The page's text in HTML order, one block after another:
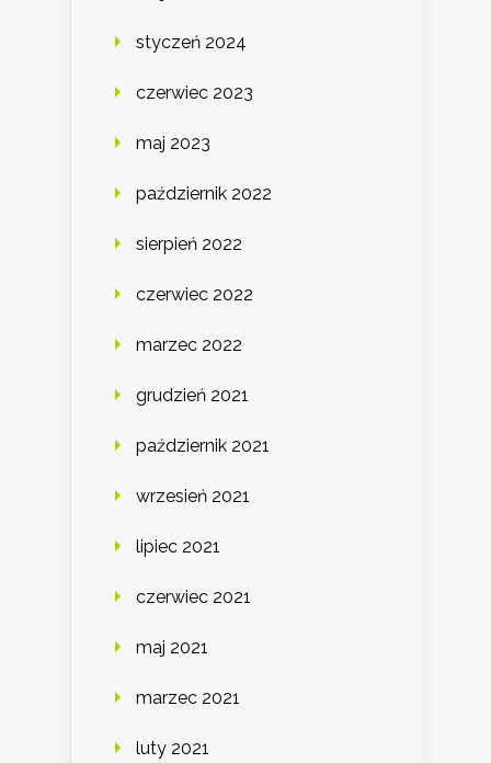
styczeń 2024
czerwiec 2023
maj 2023
październik 2022
sierpień 2022
czerwiec 2022
marzec 2022
grudzień 2021
październik 2021
wrzesień 2021
lipiec 2021
czerwiec 2021
maj 2021
marzec 2021
luty 2021